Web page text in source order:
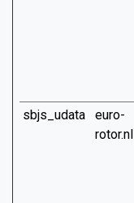
sbjs_udata
euro-
rotor.nl